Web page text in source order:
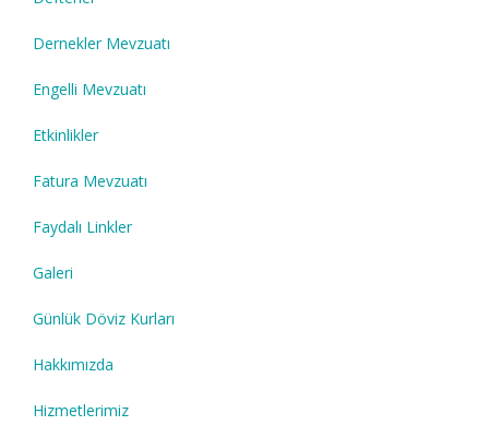
Dernekler Mevzuatı
Engelli Mevzuatı
Etkinlikler
Fatura Mevzuatı
Faydalı Linkler
Galeri
Günlük Döviz Kurları
Hakkımızda
Hizmetlerimiz